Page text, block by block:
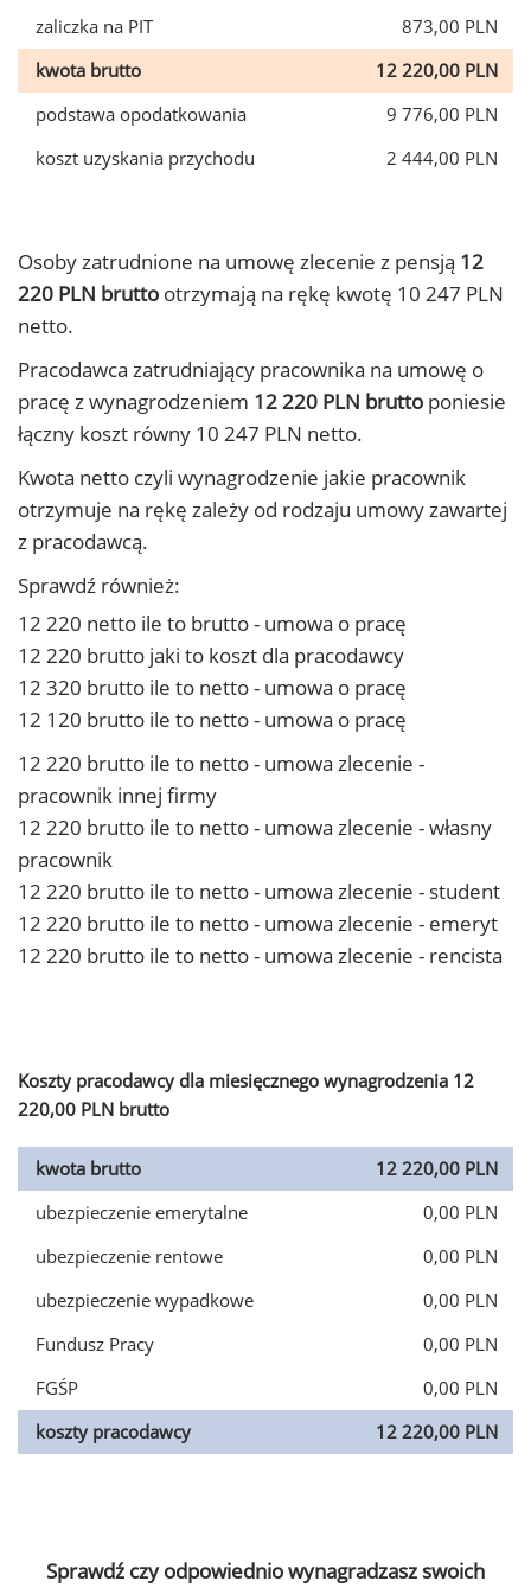
zaliczka na PIT
873,00 PLN
kwota brutto
12 220,00 PLN
podstawa opodatkowania
9 776,00 PLN
koszt uzyskania przychodu
2 444,00 PLN
Osoby zatrudnione na umowę zlecenie z pensją 12
220 PLN brutto otrzymają na rękę kwotę 10 247 PLN
netto.
Pracodawca zatrudniający pracownika na umowę o
pracę z wynagrodzeniem 12 220 PLN brutto poniesie
łączny koszt równy 10 247 PLN netto.
Kwota netto czyli wynagrodzenie jakie pracownik
otrzymuje na rękę zależy od rodzaju umowy zawartej
z pracodawcą.
Sprawdź również:
12 220 netto ile to brutto - umowa o pracę
12 220 brutto jaki to koszt dla pracodawcy
12 320 brutto ile to netto - umowa o pracę
12 120 brutto ile to netto - umowa o pracę
12 220 brutto ile to netto - umowa zlecenie -
pracownik innej firmy
12 220 brutto ile to netto - umowa zlecenie - własny
pracownik
12 220 brutto ile to netto - umowa zlecenie - student
12 220 brutto ile to netto - umowa zlecenie - emeryt
12 220 brutto ile to netto - umowa zlecenie - rencista
Koszty pracodawcy dla miesięcznego wynagrodzenia 12
220,00 PLN brutto
kwota brutto
12 220,00 PLN
ubezpieczenie emerytalne
0,00 PLN
ubezpieczenie rentowe
0,00 PLN
ubezpieczenie wypadkowe
0,00 PLN
Fundusz Pracy
0,00 PLN
FGŚP
0,00 PLN
koszty pracodawcy
12 220,00 PLN
Sprawdź czy odpowiednio wynagradzasz swoich